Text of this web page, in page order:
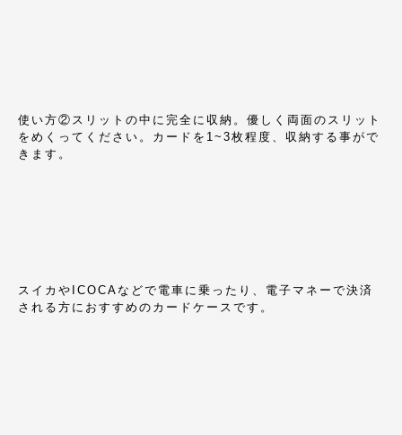
使い方②スリットの中に完全に収納。優しく両面のスリット
をめくってください。カードを1~3枚程度、収納する事がで
きます。
スイカやICOCAなどで電車に乗ったり、電子マネーで決済
される方におすすめのカードケースです。